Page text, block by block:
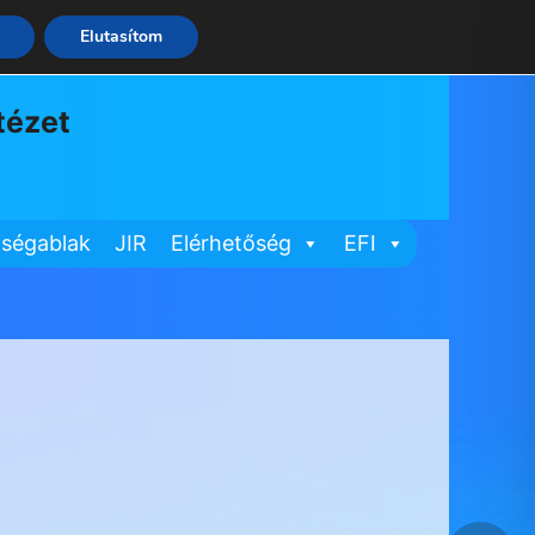
JIR Elérhetőség EFI
Elutasítom